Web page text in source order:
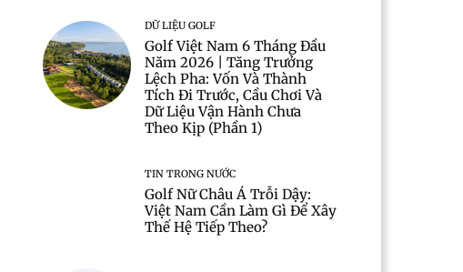
DỮ LIỆU GOLF
Golf Việt Nam 6 Tháng Đầu
Năm 2026 | Tăng Trưởng
Lệch Pha: Vốn Và Thành
Tích Đi Trước, Cầu Chơi Và
Dữ Liệu Vận Hành Chưa
Theo Kịp (Phần 1)
TIN TRONG NƯỚC
Golf Nữ Châu Á Trỗi Dậy:
Việt Nam Cần Làm Gì Để Xây
Thế Hệ Tiếp Theo?